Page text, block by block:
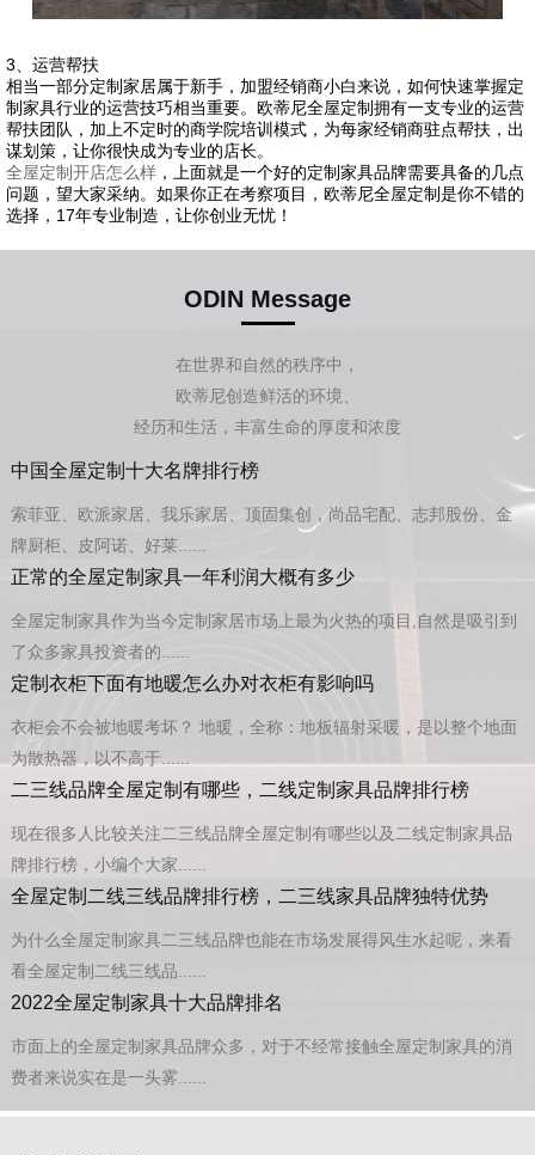
3、运营帮扶
相当一部分定制家居属于新手，加盟经销商小白来说，如何快速掌握定
制家具行业的运营技巧相当重要。欧蒂尼全屋定制拥有一支专业的运营
帮扶团队，加上不定时的商学院培训模式，为每家经销商驻点帮扶，出
谋划策，让你很快成为专业的店长。
全屋定制开店怎么样 ，上面就是一个好的定制家具品牌需要具备的几点
问题，望大家采纳。如果你正在考察项目，欧蒂尼全屋定制是你不错的
选择，17年专业制造，让你创业无忧！
中国全屋定制十大名牌排行榜
索菲亚、欧派家居、我乐家居、顶固集创，尚品宅配、志邦股份、金
牌厨柜、皮阿诺、好莱......
正常的全屋定制家具一年利润大概有多少
全屋定制家具作为当今定制家居市场上最为火热的项目,自然是吸引到
了众多家具投资者的......
定制衣柜下面有地暖怎么办对衣柜有影响吗
衣柜会不会被地暖考坏？ 地暖，全称：地板辐射采暖，是以整个地面
为散热器，以不高于......
二三线品牌全屋定制有哪些，二线定制家具品牌排行榜
现在很多人比较关注二三线品牌全屋定制有哪些以及二线定制家具品
牌排行榜，小编个大家......
全屋定制二线三线品牌排行榜，二三线家具品牌独特优势
为什么全屋定制家具二三线品牌也能在市场发展得风生水起呢，来看
看全屋定制二线三线品......
2022全屋定制家具十大品牌排名
市面上的全屋定制家具品牌众多，对于不经常接触全屋定制家具的消
费者来说实在是一头雾......
ODIN Message
在世界和自然的秩序中，
欧蒂尼创造鲜活的环境、
经历和生活，丰富生命的厚度和浓度